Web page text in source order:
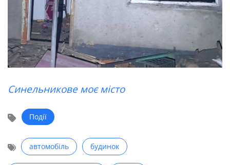
Синельникове моє місто
Події
автомобіль будинок